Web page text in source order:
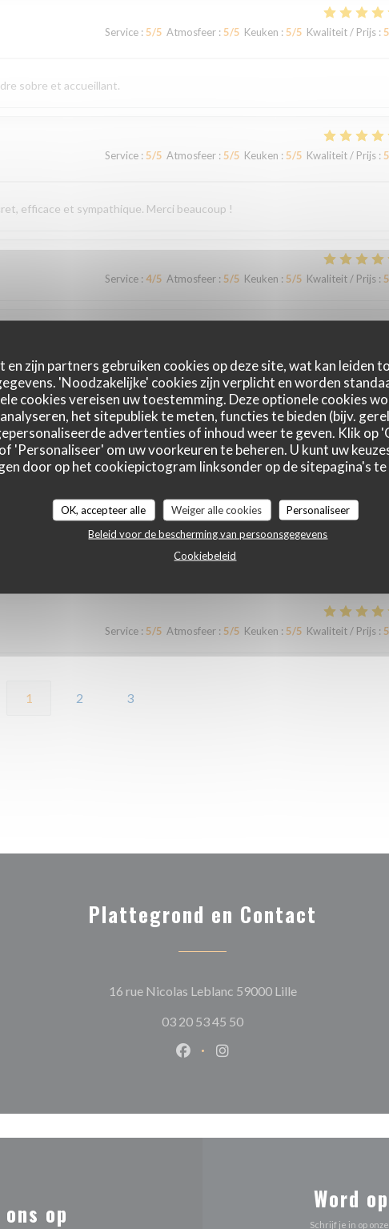
zijn partners gebruiken cookies op deze site, wat kan leiden
'Noodzakelijke' cookies zijn verplicht en worden
cookies vereisen uw toestemming. Deze optionele cookies
het sitepubliek te meten, functies te bieden (bijv.
advertenties of inhoud weer te geven. Klik op
'Personaliseer' om uw voorkeuren te beheren. U kunt uw
door op het cookiepictogram linksonder op de sitepagina's te
OK, accepteer alle Weiger alle cookies
Personaliseer
Beleid voor de bescherming van persoonsgegevens
Cookiebeleid
Service: 5/5 Atmosfeer: 5/5 Keuken : 5/5 Kwaliteit / Prijs: 5
sobre et accueillant.
Service: 5/5 Atmosfeer: 5/5 Keuken : 5/5 Kwaliteit / Prijs: 5
efficace et sympathique. Merci beaucoup !
Service: 4/5 Atmosfeer: 5/5 Keuken : 5/5 Kwaliteit / Prijs: 5
Service :5/5 Atmosfeer:4/5 Keuken: 5/5 Kwaliteit / Prijs:4
accueil et un service irréprochables. Moins de monde que chez les voisins,
sommes régalés !
Atmosfeer:5/5
Service: 5/5 Atmosfeer: 5/5 Keuken : 5/5 Kwaliteit / Prijs: 5
1 2 3
Plattegrond en Contact
16 rue Nicolas Leblanc 59000 Lille((opent in een
03 20 53 45 50
Facebook ((opent in een nieuw
Instagram ((opent in een
op
Word
Schrijf je in op